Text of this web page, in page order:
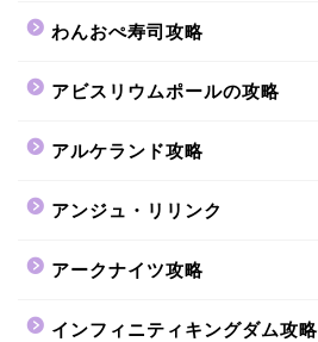
わんおぺ寿司攻略
アビスリウムポールの攻略
アルケランド攻略
アンジュ・リリンク
アークナイツ攻略
インフィニティキングダム攻略